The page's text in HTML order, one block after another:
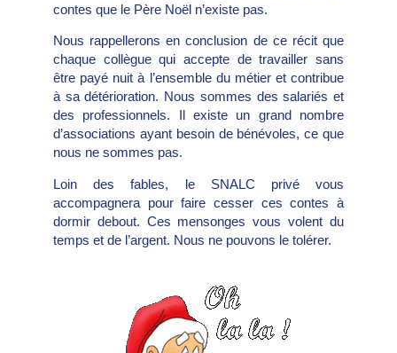
contes que le Père Noël n’existe pas.
Nous rappellerons en conclusion de ce récit que
chaque collègue qui accepte de travailler sans
être payé nuit à l’ensemble du métier et contribue
à sa détérioration. Nous sommes des salariés et
des professionnels. Il existe un grand nombre
d’associations ayant besoin de bénévoles, ce que
nous ne sommes pas.
Loin des fables, le SNALC privé vous
accompagnera pour faire cesser ces contes à
dormir debout. Ces mensonges vous volent du
temps et de l’argent. Nous ne pouvons le tolérer.